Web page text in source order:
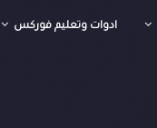
ادوات وتعليم فوركس